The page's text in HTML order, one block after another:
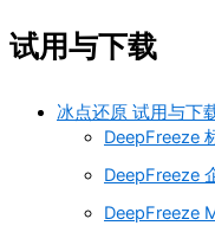
试用与下载
冰点还原 试用与下
DeepFreeze
DeepFreeze
DeepFreeze